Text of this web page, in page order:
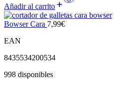
Añadir al carrito
Bowser Cara 7,99€
EAN
8435534200534
998 disponibles